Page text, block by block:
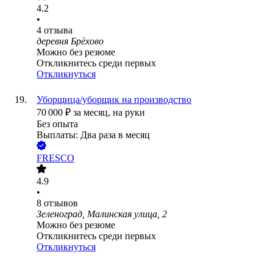
4.2
•
4 отзыва
деревня Брёхово
Можно без резюме
Откликнитесь среди первых
Откликнуться
Уборщица/уборщик на производство
70 000 ₽ за месяц, на руки
Без опыта
Выплаты: Два раза в месяц
FRESCO
4.9
•
8 отзывов
Зеленоград, Малинская улица, 2
Можно без резюме
Откликнитесь среди первых
Откликнуться